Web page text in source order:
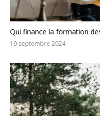
Qui finance la formation
19 septembre 2024